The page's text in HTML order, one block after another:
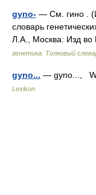
gyno- — См. гино .
словарь
Л.А., Москва: Изд
генетика. Толковый
gyno... — gyno...,
Lexikon